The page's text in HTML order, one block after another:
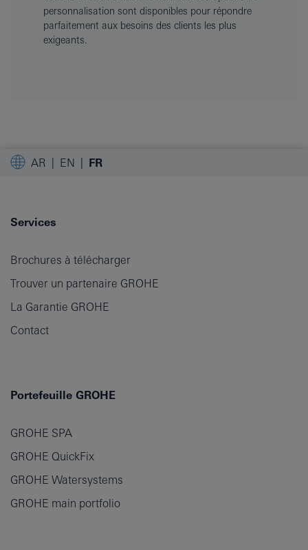
personnalisation sont disponibles pour répondre
parfaitement aux besoins des clients les plus
exigeants.
AR EN FR
Services
Brochures à télécharger
Trouver un partenaire GROHE
La Garantie GROHE
Contact
Portefeuille GROHE
GROHE SPA
GROHE QuickFix
GROHE Watersystems
GROHE main portfolio